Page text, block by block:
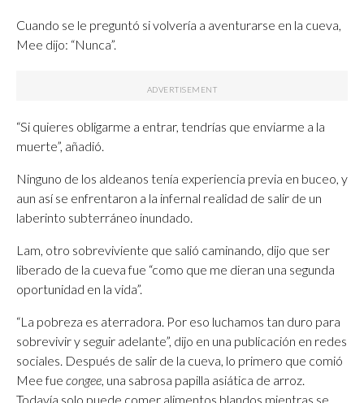
Cuando se le preguntó si volvería a aventurarse en la cueva,
Mee dijo: “Nunca”.
“Si quieres obligarme a entrar, tendrías que enviarme a la
muerte”, añadió.
Ninguno de los aldeanos tenía experiencia previa en buceo, y
aun así se enfrentaron a la infernal realidad de salir de un
laberinto subterráneo inundado.
Lam, otro sobreviviente que salió caminando, dijo que ser
liberado de la cueva fue “como que me dieran una segunda
oportunidad en la vida”.
“La pobreza es aterradora. Por eso luchamos tan duro para
sobrevivir y seguir adelante”, dijo en una publicación en redes
sociales. Después de salir de la cueva, lo primero que comió
Mee fue congee, una sabrosa papilla asiática de arroz.
Todavía solo puede comer alimentos blandos mientras se